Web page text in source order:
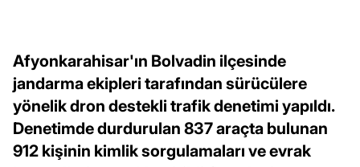
Afyonkarahisar'ın Bolvadin ilçesinde
jandarma ekipleri tarafından sürücülere
yönelik dron destekli trafik denetimi yapıldı.
Denetimde durdurulan 837 araçta bulunan
912 kişinin kimlik sorgulamaları ve evrak